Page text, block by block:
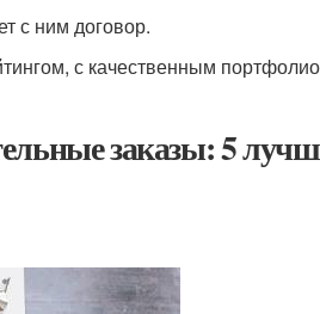
с ним договор.
с качественным
заказы: 5